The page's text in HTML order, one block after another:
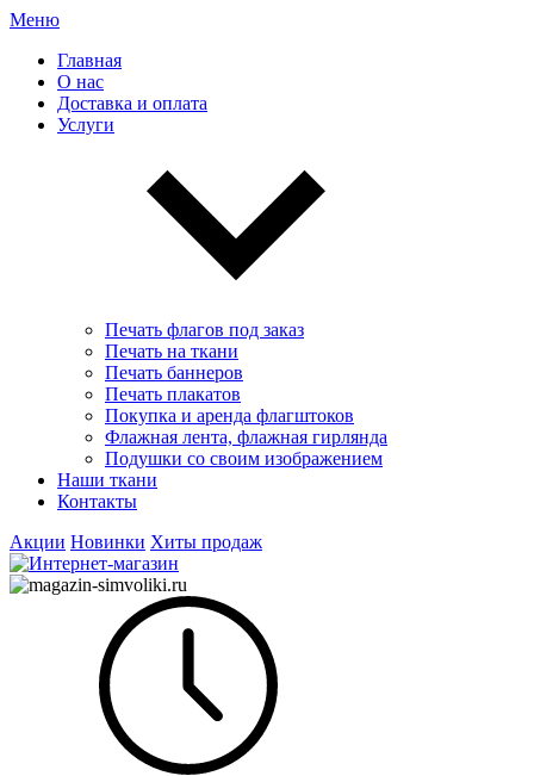
Меню
Главная
О нас
Доставка и оплата
Услуги
Печать флагов под заказ
Печать на ткани
Печать баннеров
Печать плакатов
Покупка и аренда флагштоков
Флажная лента, флажная гирлянда
Подушки со своим изображением
Наши ткани
Контакты
Акции Новинки Хиты продаж